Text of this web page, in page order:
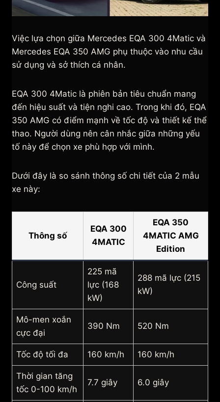
Việc lựa chọn giữa Mercedes EQA 300 4Matic và
Mercedes EQA 350 AMG phụ thuộc vào nhu cầu
sử dụng và sở thích cá nhân.
EQA 300 4Matic là phiên bản tiêu chuẩn mang
đến hiệu suất và tiện nghi cao. Trong khi đó, EQA
350 AMG có điểm mạnh về tốc độ và thiết kế thể
thao. Người dùng nên cân nhắc giữa những yếu
tố này để chọn xe phù hợp với mình.
Dưới đây là so sánh thông số chi tiết của 2 mẫu
xe này:
Thông số
EQA 300
4MATIC
EQA 350
4MATIC AMG
Edition
Công suất
225 mã
lực (168
kW)
288 mã lực (215
kW)
Mô-men xoắn
cực đại
390 Nm 520 Nm
Tốc độ tối đa 160 km/h 160 km/h
Thời gian tăng
tốc 0-100 km/h
7.7 giây 6.0 giây